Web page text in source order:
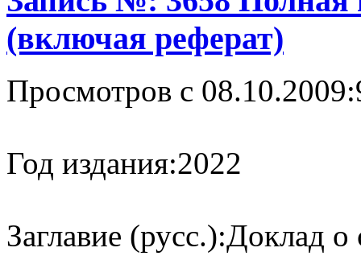
(включая реферат)
Просмотров с 08.10.2009:
Год издания:2022
Заглавие (русс.):Доклад о